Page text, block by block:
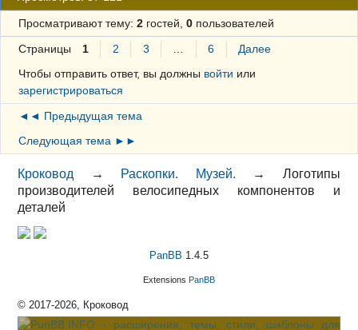
Просматривают тему: 2гостей, 0пользователей
Страницы 1 2 3 6
Далее
Чтобы отправить ответ, вы должны войти или
зарегистрироваться
◄◄ Предыдущая тема
Следующая тема ►►
Кроковод → Раскопки. Музей. → Логотипы
производителей велосипедных компонентов и
деталей
PanBB 1.4.5
Extensions PanBB
© 2017-2026, Кроковод